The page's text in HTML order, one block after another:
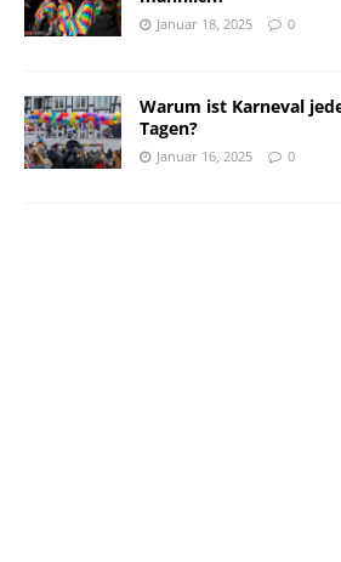
Januar 18, 2025 0
Warum ist Karneval
Tagen?
Januar 16, 2025 0